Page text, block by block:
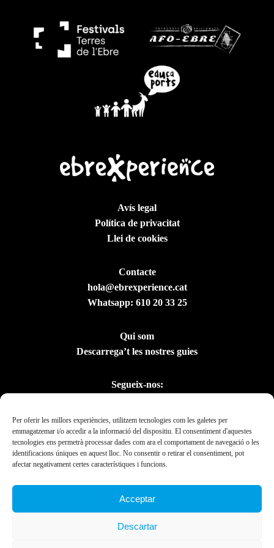
Per oferir les millors experiències, utilitzem tecnologies com les galetes per
emmagatzemar i/o accedir a la informació del dispositiu. El consentiment d'aquestes
tecnologies ens permetrà processar dades com ara el comportament de navegació o les
identificacions úniques en aquest lloc. No consentir o retirar el consentiment, pot
afectar negativament certes característiques i funcions.
Acceptar
Descartar
Avís legal
Política de privacitat
Llei de cookies
Contacte
hola@ebrexperience.cat
Whatsapp: 610 20 33 25
Qui som
Descarrega’t les nostres guies
Segueix-nos: